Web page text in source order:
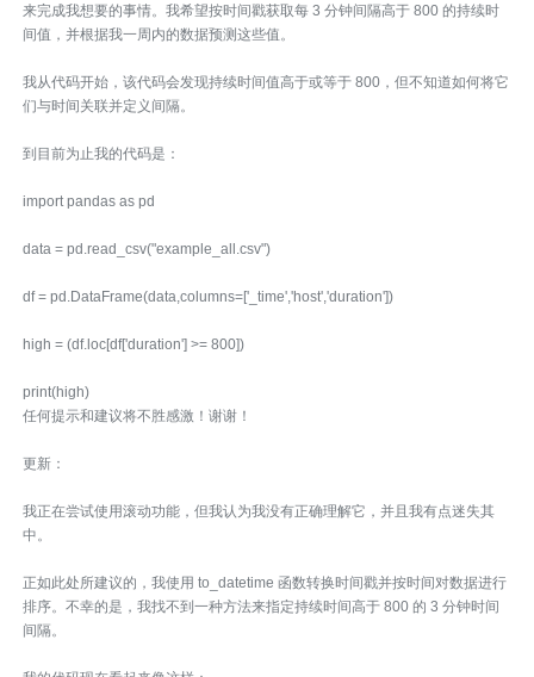
来完成我想要的事情。我希望按时间戳获取每 3 分钟间隔高于 800 的持续时
间值，并根据我一周内的数据预测这些值。
我从代码开始，该代码会发现持续时间值高于或等于 800，但不知道如何将它
们与时间关联并定义间隔。
到目前为止我的代码是：
import pandas as pd
data = pd.read_csv("example_all.csv")
df = pd.DataFrame(data,columns=['_time','host','duration'])
high = (df.loc[df['duration'] >= 800])
print(high)
任何提示和建议将不胜感激！谢谢！
更新：
我正在尝试使用滚动功能，但我认为我没有正确理解它，并且我有点迷失其
中。
正如此处所建议的，我使用 to_datetime 函数转换时间戳并按时间对数据进行
排序。不幸的是，我找不到一种方法来指定持续时间高于 800 的 3 分钟时间
间隔。